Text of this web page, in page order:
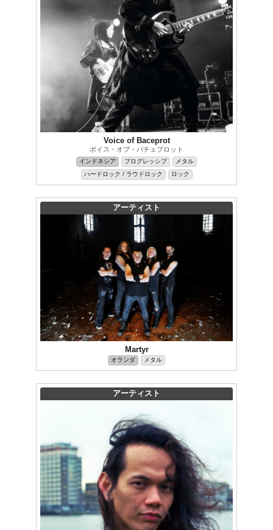
Voice of Baceprot
ボイス・オブ・バチェプロット
インドネシア プログレッシブ
メタル
ハードロック / ラウドロック
ロック
アーティスト
Martyr
オランダ メタル
アーティスト